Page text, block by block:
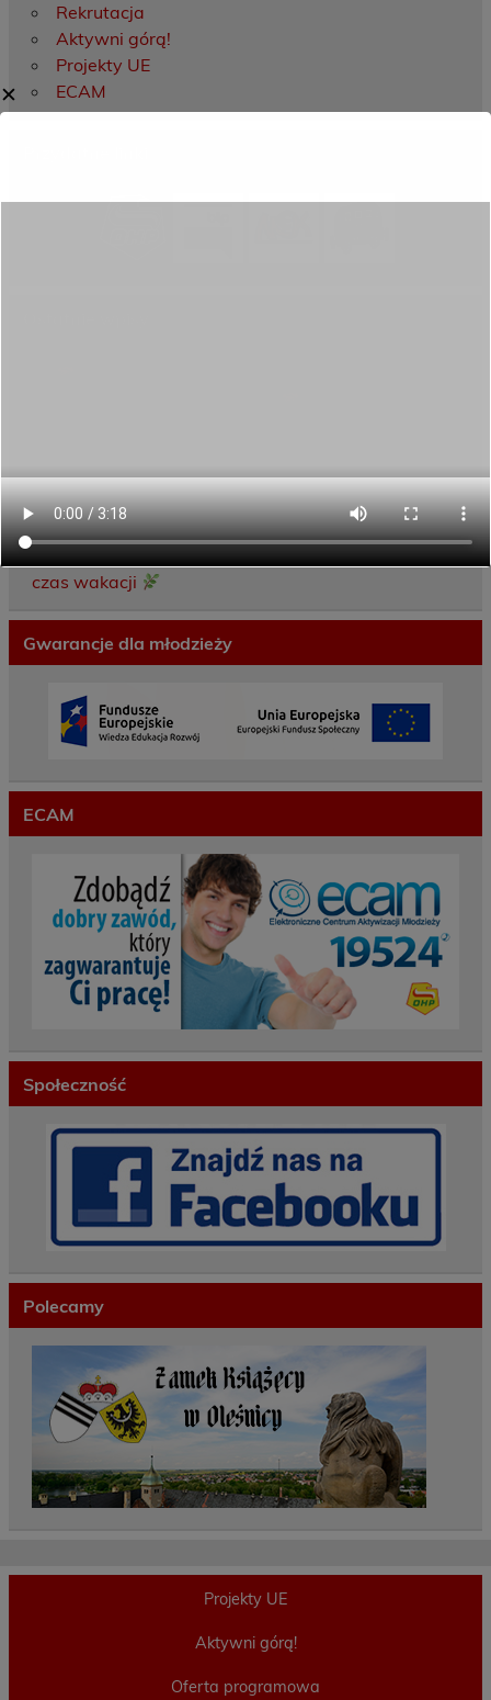
Rekrutacja
Aktywni górą!
Projekty UE
ECAM
REKRUTACJA NA ROK SZKOLNY 2026/2027
TRWA!
Weekend pełen inspiracji i nowych doświadczeń!
Przekazaliśmy opiekę nad naszym ogrodem na
czas wakacji
Gwarancje dla młodzieży
ECAM
Społeczność
Polecamy
Projekty UE
Aktywni górą!
Oferta programowa
✕